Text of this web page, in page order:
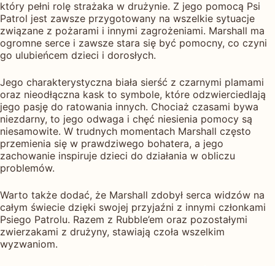
który pełni rolę strażaka w drużynie. Z jego pomocą Psi
Patrol jest zawsze przygotowany na wszelkie sytuacje
związane z pożarami i innymi zagrożeniami. Marshall ma
ogromne serce i zawsze stara się być pomocny, co czyni
go ulubieńcem dzieci i dorosłych.
Jego charakterystyczna biała sierść z czarnymi plamami
oraz nieodłączna kask to symbole, które odzwierciedlają
jego pasję do ratowania innych. Chociaż czasami bywa
niezdarny, to jego odwaga i chęć niesienia pomocy są
niesamowite. W trudnych momentach Marshall często
przemienia się w prawdziwego bohatera, a jego
zachowanie inspiruje dzieci do działania w obliczu
problemów.
Warto także dodać, że Marshall zdobył serca widzów na
całym świecie dzięki swojej przyjaźni z innymi członkami
Psiego Patrolu. Razem z Rubble’em oraz pozostałymi
zwierzakami z drużyny, stawiają czoła wszelkim
wyzwaniom.